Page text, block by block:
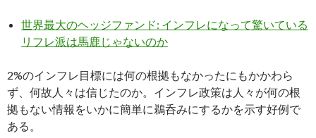
世界最大のヘッジファンド: インフレになって驚いている
リフレ派は馬鹿じゃないのか
2%のインフレ目標には何の根拠もなかったにもかかわら
ず、何故人々は信じたのか。インフレ政策は人々が何の根
拠もない情報をいかに簡単に鵜呑みにするかを示す好例で
ある。